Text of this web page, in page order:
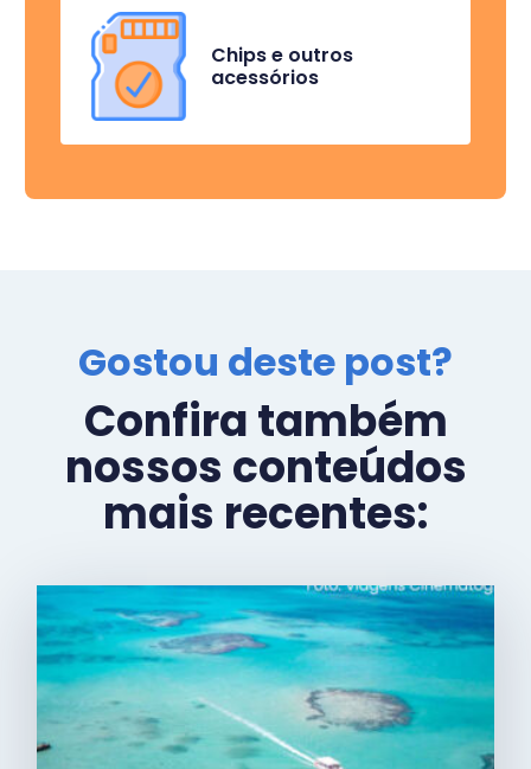
Chips e outros
acessórios
Gostou deste post?
Confira também
nossos conteúdos
mais recentes: